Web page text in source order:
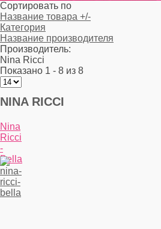
Сортировать по
Название товара +/-
Категория
Название производителя
Производитель:
Nina Ricci
Показано 1 - 8 из 8
NINA RICCI
Nina
Ricci
-
Bella